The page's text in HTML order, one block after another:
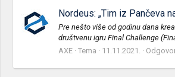
Nordeus: „Tim iz Pančeva
Pre nešto više od godinu dana
društvenu igru Final Challenge
AXE Tema 11.11.2021.